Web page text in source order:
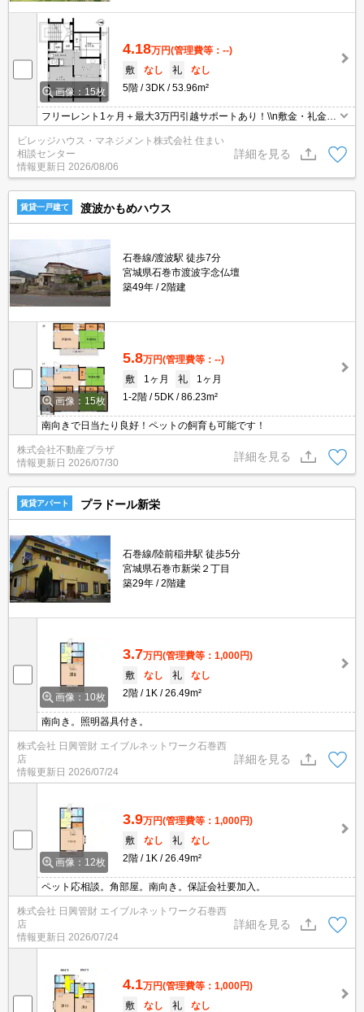
画像：15枚
4.18万円(管理費等：--)
敷
なし 礼
なし
5階
3DK 53.96m²
フリーレント1ヶ月＋最大3万円引越サポートあり！\\n敷金・礼金・
更新料・鍵交換手数料0円！※契約内容や審査の結果、敷金をお預
かりする場合がございます。
ビレッジハウス・マネジメント株式会社 住まい
相談センター
情報更新日 2026/08/06
詳細を見る
賃貸一戸建て 渡波かもめハウス
石巻線/渡波駅 徒歩7分
宮城県石巻市渡波字念仏壇
築49年
2階建
画像：15枚
5.8万円(管理費等：--)
敷
1ヶ月 礼
1ヶ月
1-2階
5DK 86.23m²
南向きで日当たり良好！ペットの飼育も可能です！
株式会社不動産プラザ
情報更新日 2026/07/30
詳細を見る
賃貸アパート プラドール新栄
石巻線/陸前稲井駅 徒歩5分
宮城県石巻市新栄２丁目
築29年
2階建
画像：10枚
3.7万円(管理費等：1,000円)
敷
なし 礼
なし
2階
1K 26.49m²
南向き。照明器具付き。
株式会社 日興管財 エイブルネットワーク石巻西
店
情報更新日 2026/07/24
詳細を見る
画像：12枚
3.9万円(管理費等：1,000円)
敷
なし 礼
なし
2階
1K 26.49m²
ペット応相談。角部屋。南向き。保証会社要加入。
株式会社 日興管財 エイブルネットワーク石巻西
店
情報更新日 2026/07/24
詳細を見る
4.1万円(管理費等：1,000円)
敷
なし 礼 なし